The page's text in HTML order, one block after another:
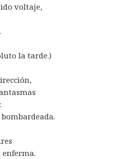
voltaje,
la tarde.)
enferma.